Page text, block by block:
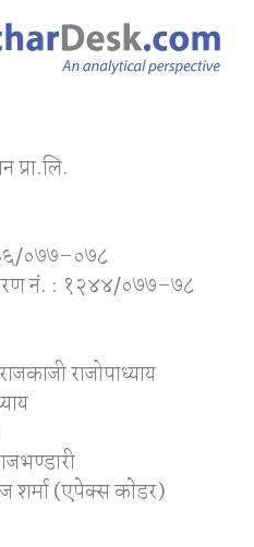
प्रा.लि.
०७७–०७८
नं. : १२४४/०७७–७८
राजोपाध्याय
शर्मा (एपेक्स काेडर)